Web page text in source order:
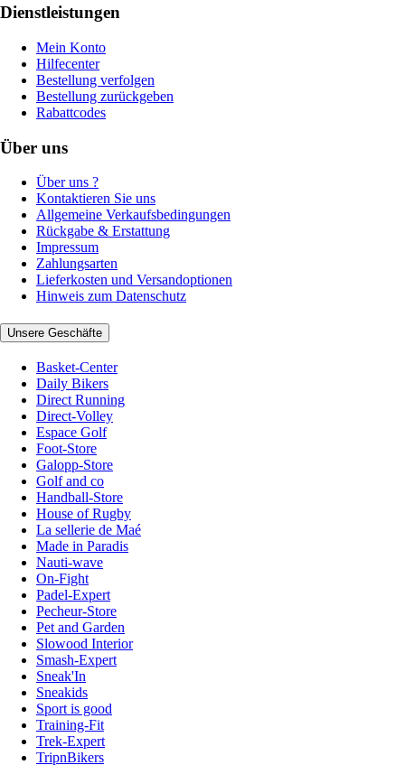
Dienstleistungen
Mein Konto
Hilfecenter
Bestellung verfolgen
Bestellung zurückgeben
Rabattcodes
Über uns
Über uns ?
Kontaktieren Sie uns
Allgemeine Verkaufsbedingungen
Rückgabe & Erstattung
Impressum
Zahlungsarten
Lieferkosten und Versandoptionen
Hinweis zum Datenschutz
Unsere Geschäfte
Basket-Center
Daily Bikers
Direct Running
Direct-Volley
Espace Golf
Foot-Store
Galopp-Store
Golf and co
Handball-Store
House of Rugby
La sellerie de Maé
Made in Paradis
Nauti-wave
On-Fight
Padel-Expert
Pecheur-Store
Pet and Garden
Slowood Interior
Smash-Expert
Sneak'In
Sneakids
Sport is good
Training-Fit
Trek-Expert
TripnBikers